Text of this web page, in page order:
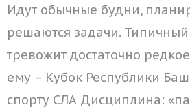
Идут обычные будни,
решаются задачи.
тревожит достаточно
ему – Кубок Республики
спорту СЛА Дисциплина: